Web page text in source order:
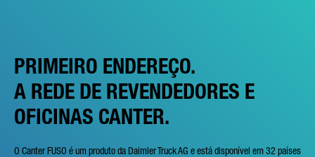
PRIMEIRO ENDEREÇO.
A REDE DE REVENDEDORES E
OFICINAS CANTER.
O Canter FUSO é um produto da Daimler Truck AG e está disponível em 32 países